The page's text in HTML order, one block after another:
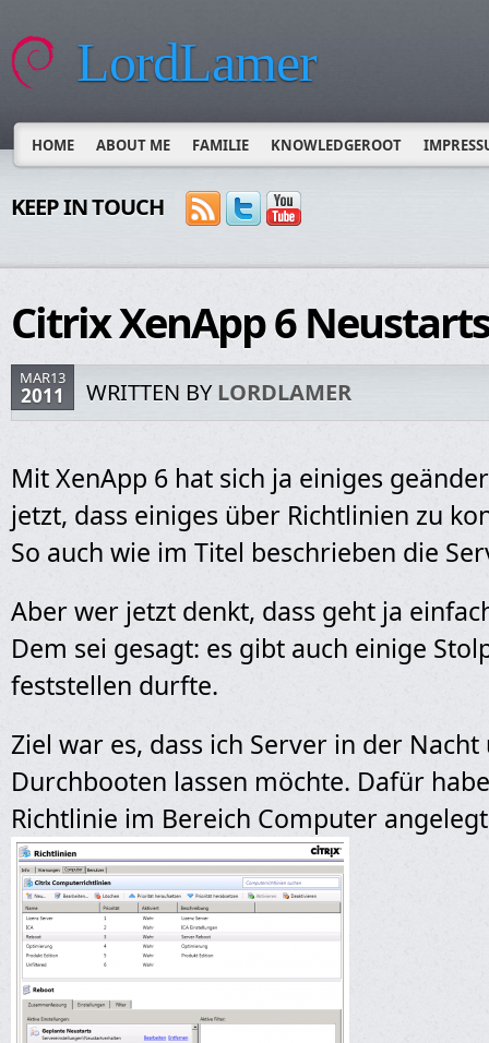
LordLamer
HOME ABOUT ME FAMILIE KNOWLEDGEROOT
KEEP IN TOUCH
Citrix XenApp 6 Neustarts
MAR13
2011 WRITTEN BYLORDLAMER
Mit XenApp 6 hat sich ja einiges
jetzt, dass einiges über Richtlinien zu
So auch wie im Titel beschrieben die
Aber wer jetzt denkt, dass geht ja
Dem sei gesagt: es gibt auch einige
feststellen durfte.
Ziel war es, dass ich Server in der
Durchbooten lassen möchte. Dafür
Richtlinie im Bereich Computer